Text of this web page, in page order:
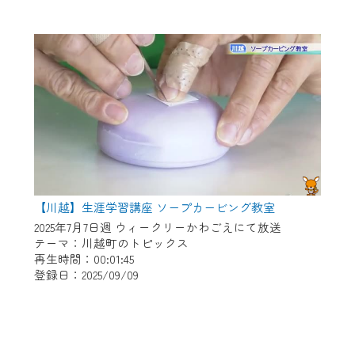
【川越】生涯学習講座 ソープカービング教室
2025年7月7日週 ウィークリーかわごえにて放送
テーマ：川越町のトピックス
再生時間：00:01:45
登録日：2025/09/09